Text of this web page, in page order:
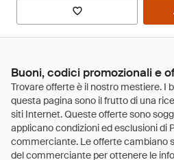
Buoni, codici promozionali e